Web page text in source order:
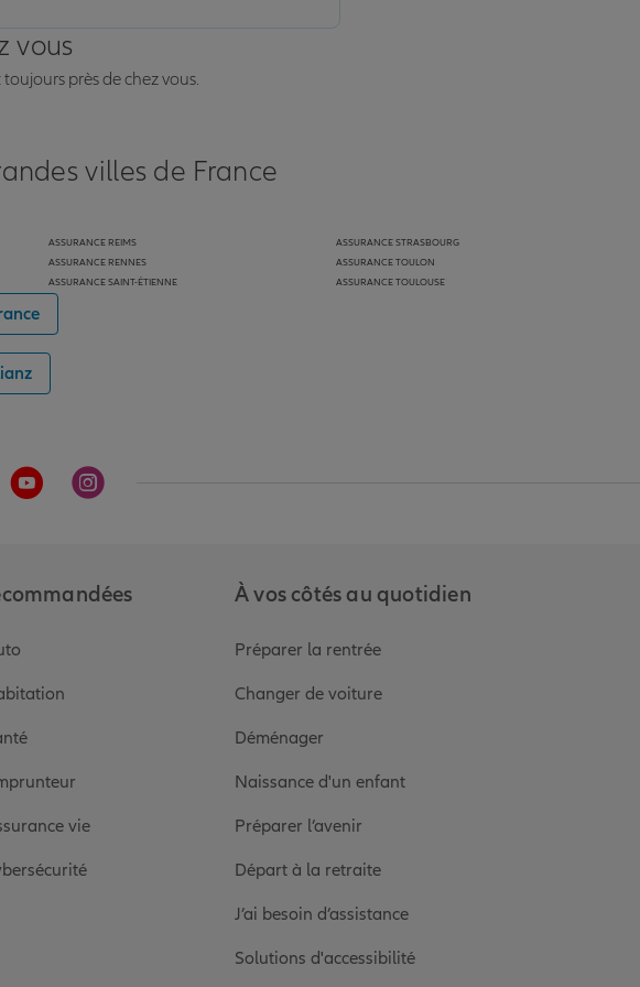
vous
près de chez vous.
villes de France
ASSURANCE REIMS
ASSURANCE RENNES
ASSURANCE SAINT-ÉTIENNE
ASSURANCE STRASBOURG
ASSURANCE TOULON
ASSURANCE TOULOUSE
de Allianz
Twitter de Allianz
la page Linkedin de Allianz
Aller sur la page Youtube de Allianz
Aller sur la page Instagram de Allianz
vie
À vos côtés au quotidien
Préparer la rentrée
Changer de voiture
Déménager
Naissance d'un enfant
Préparer l’avenir
Départ à la retraite
J’ai besoin d’assistance
Solutions d'accessibilité